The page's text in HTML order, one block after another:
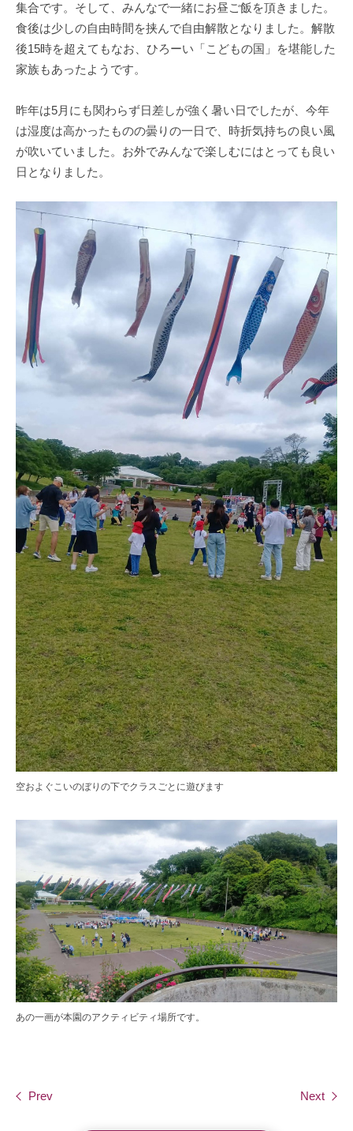
集合です。そして、みんなで一緒にお昼ご飯を頂きました。
食後は少しの自由時間を挟んで自由解散となりました。解散
後15時を超えてもなお、ひろーい「こどもの国」を堪能した
家族もあったようです。
昨年は5月にも関わらず日差しが強く暑い日でしたが、今年
は湿度は高かったものの曇りの一日で、時折気持ちの良い風
が吹いていました。お外でみんなで楽しむにはとっても良い
日となりました。
空およぐこいのぼりの下でクラスごとに遊びます
あの一画が本園のアクティビティ場所です。
Prev Next